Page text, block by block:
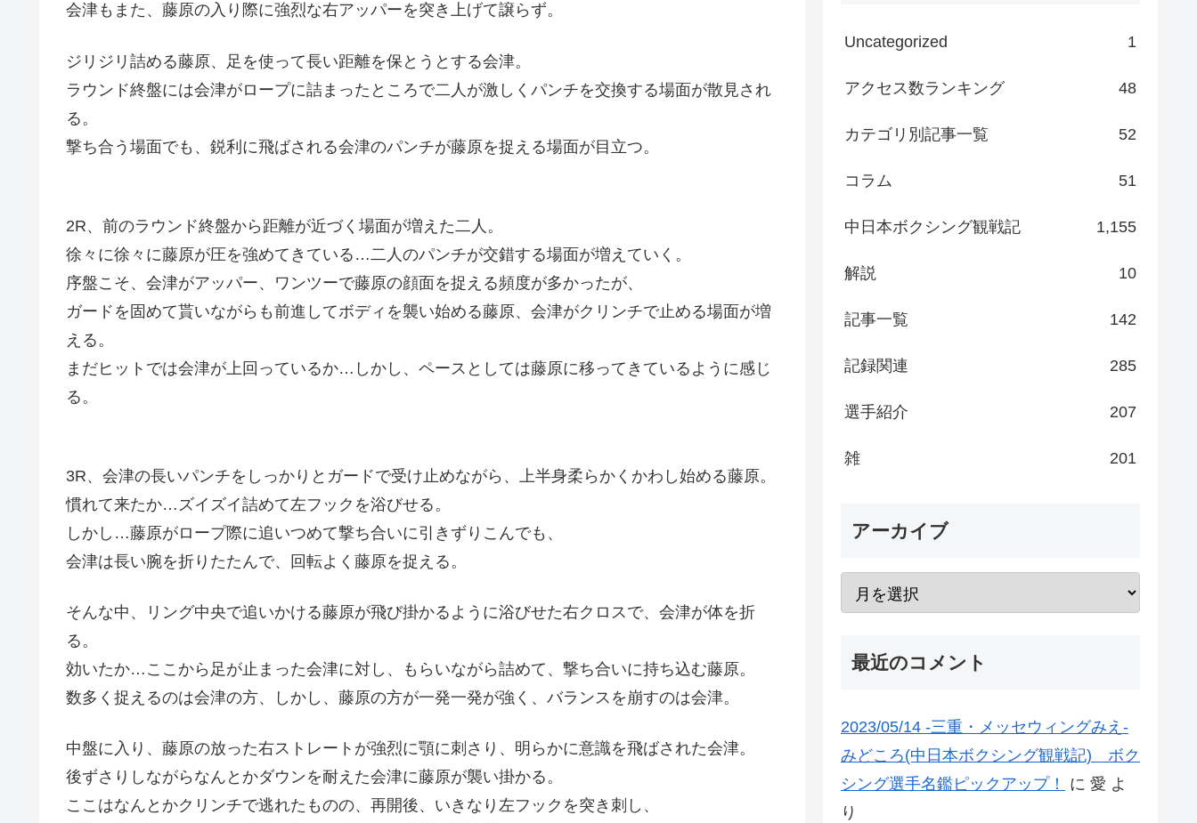
会津もまた、藤原の入り際に強烈な右アッパーを突き上げて譲らず。
ジリジリ詰める藤原、足を使って長い距離を保とうとする会津。
ラウンド終盤には会津がロープに詰まったところで二人が激しくパンチを交換する場面が散見され
る。
撃ち合う場面でも、鋭利に飛ばされる会津のパンチが藤原を捉える場面が目立つ。
2R、前のラウンド終盤から距離が近づく場面が増えた二人。
徐々に徐々に藤原が圧を強めてきている…二人のパンチが交錯する場面が増えていく。
序盤こそ、会津がアッパー、ワンツーで藤原の顔面を捉える頻度が多かったが、
ガードを固めて貰いながらも前進してボディを襲い始める藤原、会津がクリンチで止める場面が増
える。
まだヒットでは会津が上回っているか…しかし、ペースとしては藤原に移ってきているように感じ
る。
3R、会津の長いパンチをしっかりとガードで受け止めながら、上半身柔らかくかわし始める藤原。
慣れて来たか…ズイズイ詰めて左フックを浴びせる。
しかし…藤原がロープ際に追いつめて撃ち合いに引きずりこんでも、
会津は長い腕を折りたたんで、回転よく藤原を捉える。
そんな中、リング中央で追いかける藤原が飛び掛かるように浴びせた右クロスで、会津が体を折
る。
効いたか…ここから足が止まった会津に対し、もらいながら詰めて、撃ち合いに持ち込む藤原。
数多く捉えるのは会津の方、しかし、藤原の方が一発一発が強く、バランスを崩すのは会津。
中盤に入り、藤原の放った右ストレートが強烈に顎に刺さり、明らかに意識を飛ばされた会津。
後ずさりしながらなんとかダウンを耐えた会津に藤原が襲い掛かる。
ここはなんとかクリンチで逃れたものの、再開後、いきなり左フックを突き刺し、
Uncategorized 1
アクセス数ランキング 48
カテゴリ別記事一覧 52
コラム 51
中日本ボクシング観戦記 1,155
解説 10
記事一覧 142
記録関連 285
選手紹介 207
雑 201
アーカイブ
最近のコメント
2023/05/14 -三重・メッセウィングみえ-
みどころ(中日本ボクシング観戦記) ボク
シング選手名鑑ピックアップ！
に 愛 よ
り